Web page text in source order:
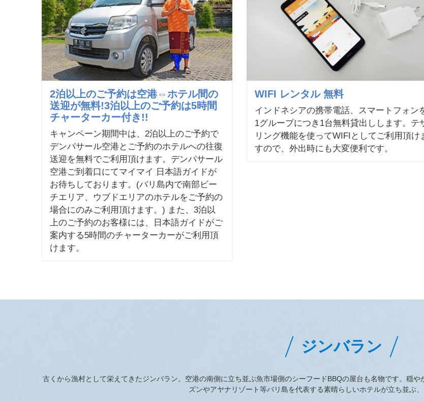
2泊以上のご予約は空港⇔ホテル間の
送迎が無料!3泊以上のご予約は5時間
チャーターカー付き!!
キャンペーン期間中は、2泊以上のご予約で
デンパサール空港とご予約のホテルへの往復
送迎を無料でご利用頂けます。デンパサール
空港ご到着口にてマイマイ 日本語ガイドが
お待ちしております。(バリ島内で南部ビー
チエリア、ウブドエリアのホテルをご予約の
場合にのみご利用頂けます。) また、3泊以
上のご予約のお客様には、日本語ガイドがご
案内する5時間のチャーターカーがご利用頂
けます。
WIFI レンタル 無料
インドネシアの携帯電話、スマートフォン
1グループにつき1台無料貸出しします。テ
リング機能を使ってWIFIとしてご利用頂け
すので、外出時にも大変便利です。
ジンバラン
古くから漁村として栄えてきたジンバラン。空港の南側に立ち並ぶ魚市場側のシーフードBBQの屋台も名物です。穏
ズンやアヤナリゾート等バリ島を代表する素晴らしいホテルが立ち並ぶ、